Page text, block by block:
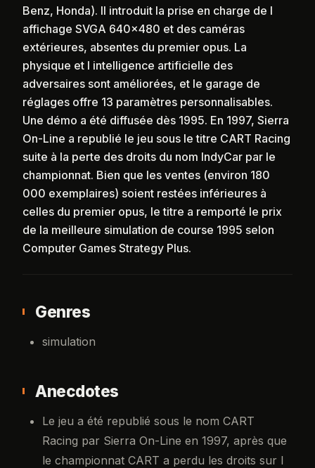
Benz, Honda). Il introduit la prise en charge de l
affichage SVGA 640x480 et des caméras
extérieures, absentes du premier opus. La
physique et l intelligence artificielle des
adversaires sont améliorées, et le garage de
réglages offre 13 paramètres personnalisables.
Une démo a été diffusée dès 1995. En 1997, Sierra
On-Line a republié le jeu sous le titre CART Racing
suite à la perte des droits du nom IndyCar par le
championnat. Bien que les ventes (environ 180
000 exemplaires) soient restées inférieures à
celles du premier opus, le titre a remporté le prix
de la meilleure simulation de course 1995 selon
Computer Games Strategy Plus.
Genres
simulation
Anecdotes
Le jeu a été republié sous le nom CART
Racing par Sierra On-Line en 1997, après que
le championnat CART a perdu les droits sur l